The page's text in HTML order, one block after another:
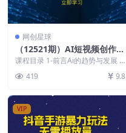
网创星球
（12521期）AI短视频创作-A
I数字人视频拍摄全攻略，打
造爆款短视频（无水印课程）
课程目录 1-前言Ai的趋势与发展 2
二节数...
419 9.8
VIP